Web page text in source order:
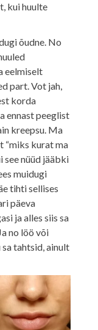
kui huulte
õudne. No
eelmiselt
part. Vot jah,
korda
ennast peeglist
kreepsu. Ma
“miks kurat ma
see nüüd jääbki
muidugi
tihti sellises
päeva
ja alles siis sa
no löö või
sa tahtsid, ainult